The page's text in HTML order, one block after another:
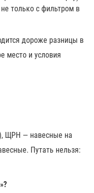
только с фильтром в
дороже разницы в
место и условия
ЩРН — навесные на
Путать нельзя: